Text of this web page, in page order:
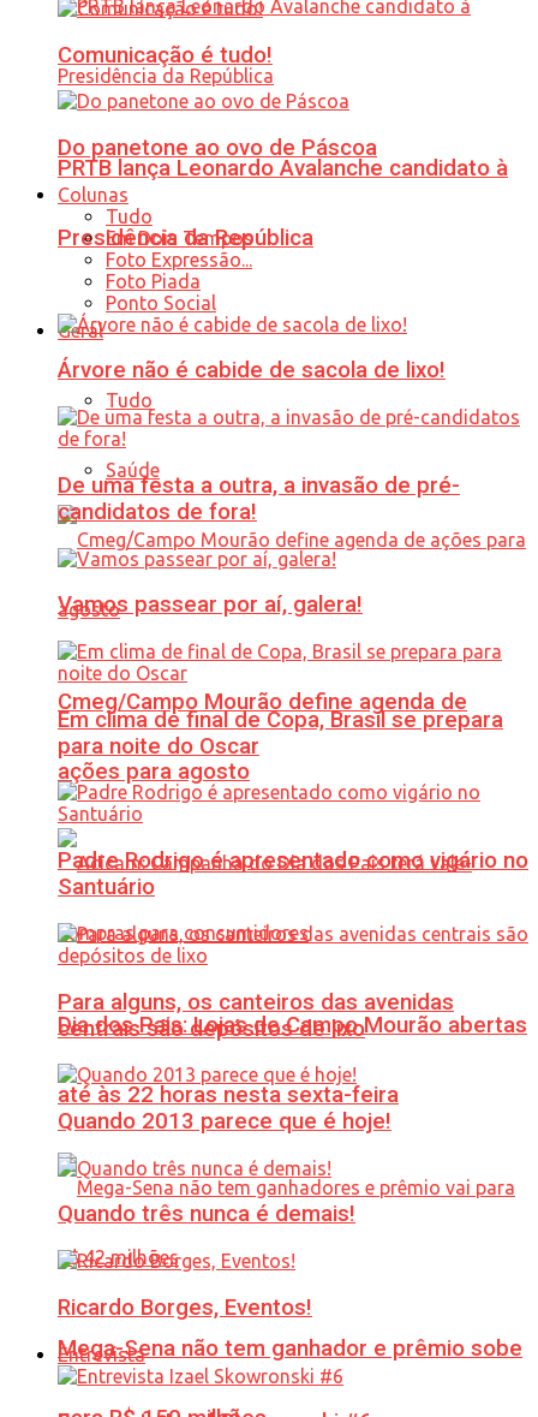
PRTB lança Leonardo Avalanche candidato à
Presidência da República
Geral
Tudo
Saúde
Cmeg/Campo Mourão define agenda de
ações para agosto
Dia dos Pais: Lojas de Campo Mourão abertas
até às 22 horas nesta sexta-feira
Mega-Sena não tem ganhador e prêmio sobe
Comunicação é tudo!
Do panetone ao ovo de Páscoa
Colunas
Tudo
Em Dois Tempos
Foto Expressão...
Foto Piada
Ponto Social
Árvore não é cabide de sacola de lixo!
De uma festa a outra, a invasão de pré-
candidatos de fora!
Vamos passear por aí, galera!
Em clima de final de Copa, Brasil se prepara
para noite do Oscar
Padre Rodrigo é apresentado como vigário no
Santuário
Para alguns, os canteiros das avenidas
centrais são depósitos de lixo
Quando 2013 parece que é hoje!
Quando três nunca é demais!
Ricardo Borges, Eventos!
Entrevista